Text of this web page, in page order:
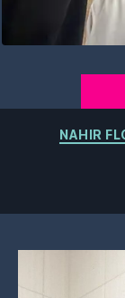
NAHIR